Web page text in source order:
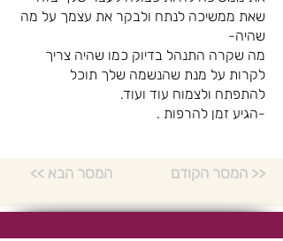
שאת ממשיכה לנתח ולבקר את עצמך על מה
שהיה-
מה שקרה התנהל בדיוק כמו שהיה צריך
לקרות על מנת שהנשמה שלך תוכל
להתפתח ולצמוח עוד ועוד.
-הגיע זמן להרפות .
<< המסר הבא המסר הקודם >>